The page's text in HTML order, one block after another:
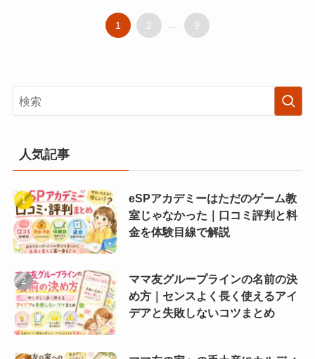
1 2 ... 9
人気記事
eSPアカデミーはただのゲーム教
室じゃなかった｜口コミ評判と料
金を体験目線で解説
ママ友グループラインの名前の決
め方｜センスよく長く使えるアイ
デアと失敗しないコツまとめ